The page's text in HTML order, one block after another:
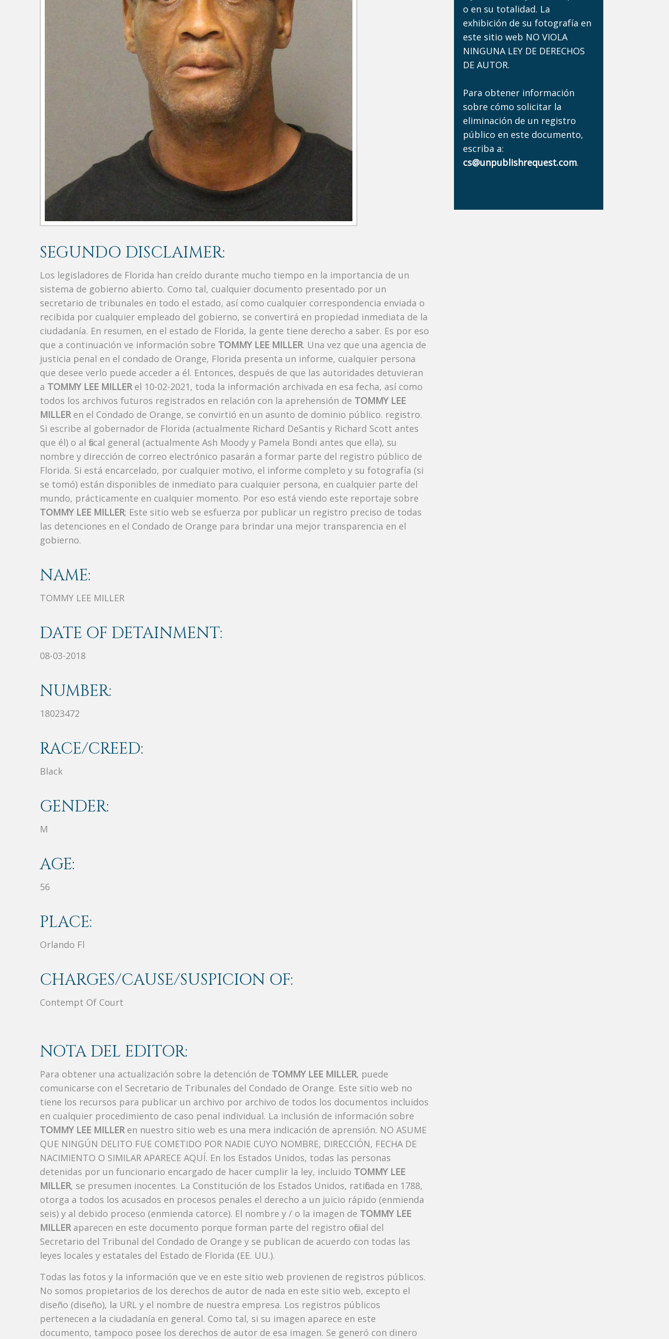
SEGUNDO DISCLAIMER:
Los legisladores de Florida han creído durante mucho tiempo en la importancia de un
sistema de gobierno abierto. Como tal, cualquier documento presentado por un
secretario de tribunales en todo el estado, así como cualquier correspondencia enviada o
recibida por cualquier empleado del gobierno, se convertirá en propiedad inmediata de la
ciudadanía. En resumen, en el estado de Florida, la gente tiene derecho a saber. Es por eso
que a continuación ve información sobre TOMMY LEE MILLER. Una vez que una agencia de
justicia penal en el condado de Orange, Florida presenta un informe, cualquier persona
que desee verlo puede acceder a él. Entonces, después de que las autoridades detuvieran
a TOMMY LEE MILLERel 10-02-2021, toda la información archivada en esa fecha, así como
todos los archivos futuros registrados en relación con la aprehensión de TOMMY LEE
MILLERen el Condado de Orange, se convirtió en un asunto de dominio público. registro.
Si escribe al gobernador de Florida (actualmente Richard DeSantis y Richard Scott antes
que él) o al fiscal general (actualmente Ash Moody y Pamela Bondi antes que ella), su
nombre y dirección de correo electrónico pasarán a formar parte del registro público de
Florida. Si está encarcelado, por cualquier motivo, el informe completo y su fotografía (si
se tomó) están disponibles de inmediato para cualquier persona, en cualquier parte del
mundo, prácticamente en cualquier momento. Por eso está viendo este reportaje sobre
TOMMY LEE MILLER; Este sitio web se esfuerza por publicar un registro preciso de todas
las detenciones en el Condado de Orange para brindar una mejor transparencia en el
gobierno.
NAME:
TOMMY LEE MILLER
DATE OF DETAINMENT:
08-03-2018
NUMBER:
18023472
RACE/CREED:
Black
GENDER:
M
AGE:
56
PLACE:
Orlando Fl
CHARGES/CAUSE/SUSPICION OF:
Contempt Of Court
NOTA DEL EDITOR:
Para obtener una actualización sobre la detención de TOMMY LEE MILLER, puede
comunicarse con el Secretario de Tribunales del Condado de Orange. Este sitio web no
tiene los recursos para publicar un archivo por archivo de todos los documentos incluidos
en cualquier procedimiento de caso penal individual. La inclusión de información sobre
TOMMY LEE MILLERen nuestro sitio web es una mera indicación de aprensión. NO ASUME
QUE NINGÚN DELITO FUE COMETIDO POR NADIE CUYO NOMBRE, DIRECCIÓN, FECHA DE
NACIMIENTO O SIMILAR APARECE AQUÍ. En los Estados Unidos, todas las personas
detenidas por un funcionario encargado de hacer cumplir la ley, incluido TOMMY LEE
MILLER, se presumen inocentes. La Constitución de los Estados Unidos, ratificada en 1788,
otorga a todos los acusados ​​en procesos penales el derecho a un juicio rápido (enmienda
seis) y al debido proceso (enmienda catorce). El nombre y / o la imagen de TOMMY LEE
MILLERaparecen en este documento porque forman parte del registro oficial del
Secretario del Tribunal del Condado de Orange y se publican de acuerdo con todas las
leyes locales y estatales del Estado de Florida (EE. UU.).
Todas las fotos y la información que ve en este sitio web provienen de registros públicos.
No somos propietarios de los derechos de autor de nada en este sitio web, excepto el
diseño (diseño), la URL y el nombre de nuestra empresa. Los registros públicos
pertenecen a la ciudadanía en general. Como tal, si su imagen aparece en este
documento, tampoco posee los derechos de autor de esa imagen. Se generó con dinero
o en su totalidad. La
exhibición de su fotografía en
este sitio web NO VIOLA
NINGUNA LEY DE DERECHOS
DE AUTOR.
Para obtener información
sobre cómo solicitar la
eliminación de un registro
público en este documento,
escriba a:
cs@unpublishrequest.com.